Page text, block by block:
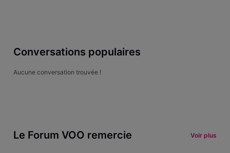
Conversations populaires
Aucune conversation trouvée !
Le Forum VOO remercie Voir plus